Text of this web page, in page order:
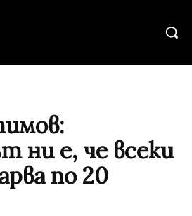
ни е, че всеки
по 20